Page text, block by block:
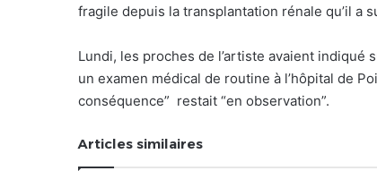
fragile depuis la transplantation rénale qu’il a
Lundi, les proches de l’artiste avaient indiqué
un examen médical de routine à l’hôpital de
conséquence” restait “en observation”.
Articles similaires